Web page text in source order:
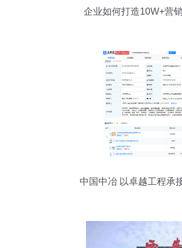
企业如何打造10W+营
中国中冶 以卓越工程承